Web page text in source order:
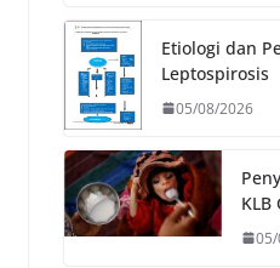
Etiologi dan
Leptospirosis
05/08/2026
KLB